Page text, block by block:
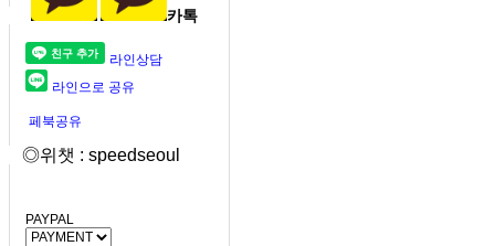
카톡
라인상담
라인으로 공유
페북공유
◎위챗 : speedseoul
PAYPAL